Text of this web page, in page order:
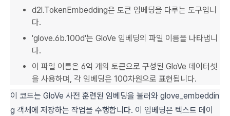
d2l.TokenEmbedding은 토큰 임베딩을 다루는 도구입니
다.
'glove.6b.100d'는 GloVe 임베딩의 파일 이름을 나타냅니
다.
이 파일 이름은 6억 개의 토큰으로 구성된 GloVe 데이터셋
을 사용하며, 각 임베딩은 100차원으로 표현됩니다.
이 코드는 GloVe 사전 훈련된 임베딩을 불러와 glove_embeddin
g 객체에 저장하는 작업을 수행합니다. 이 임베딩은 텍스트 데이